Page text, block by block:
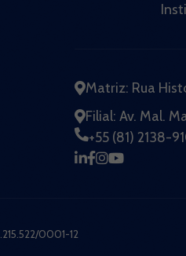
Matriz: Rua
Filial: Av. Mal.
+55 (81) 2138-
0001-12